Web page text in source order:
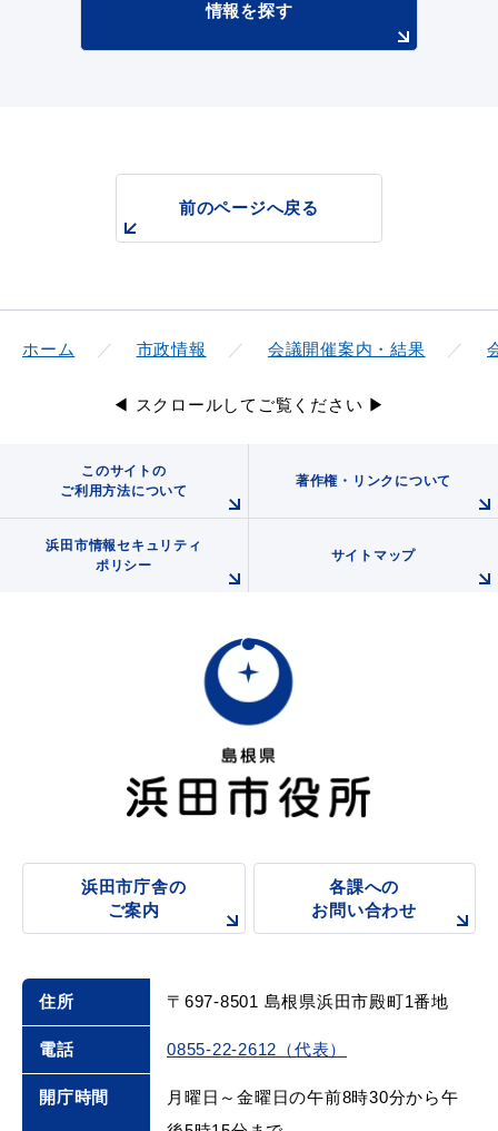
情報を探す
前のページへ戻る
ホーム 市政情報 会議開催案内・結果
◀ スクロールしてご覧ください ▶
このサイトの
ご利用方法について
著作権・リンクについて
浜田市情報セキュリティ
ポリシー
サイトマップ
浜田市庁舎の
ご案内
各課への
お問い合わせ
住所 〒697-8501 島根県浜田市殿町1番地
電話 0855-22-2612（代表）
開庁時間
月曜日～金曜日の午前8時30分から午